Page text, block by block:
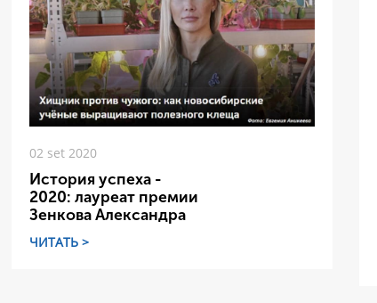
02 set 2020
История успеха -
2020: лауреат премии
Зенкова Александра
ЧИТАТЬ >